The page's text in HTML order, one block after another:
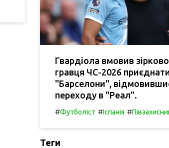
Гвардіола вмовив
гравця ЧС-2026
"Барселони",
переходу в "Реал".
#Футболіст #Іспанія #
Теги